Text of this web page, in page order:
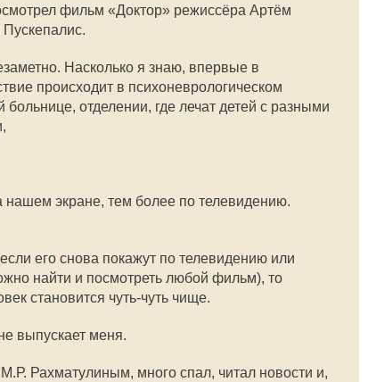
фильм «Доктор» режиссёра Артём
Насколько я знаю, впервые в
происходит в психоневрологическом
отделении, где лечат детей с разными
нашем экране, тем более по телевидению.
его снова покажут по телевидению или
найти и посмотреть любой фильм), то
становится чуть-чуть чище.
выпускает меня.
Рахматулиным, много спал, читал новости и,